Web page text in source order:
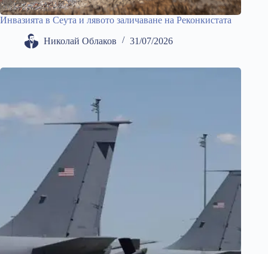
Инвазията в Сеута и лявото заличаване на Реконкистата
Николай Облаков 31/07/2026